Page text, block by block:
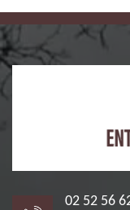
02 52 56